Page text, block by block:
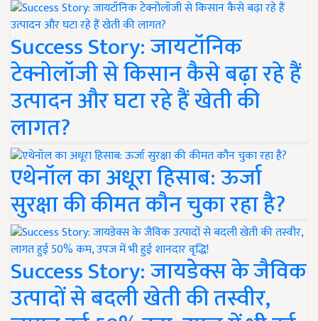
Success Story: जायटॉनिक
टेक्नोलॉजी से किसान कैसे बढ़ा रहे हैं
उत्पादन और घटा रहे हैं खेती की
लागत?
एथेनॉल का अधूरा हिसाब: ऊर्जा
सुरक्षा की कीमत कौन चुका रहा है?
Success Story: जायडेक्स के जैविक
उत्पादों से बदली खेती की तस्वीर,